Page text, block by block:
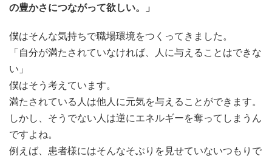
の豊かさにつながって欲しい。」
僕はそんな気持ちで職場環境をつくってきました。
「自分が満たされていなければ、人に与えることはできな
い」
僕はそう考えています。
満たされている人は他人に元気を与えることができます。
しかし、そうでない人は逆にエネルギーを奪ってしまうん
ですよね。
例えば、患者様にはそんなそぶりを見せていないつもりで